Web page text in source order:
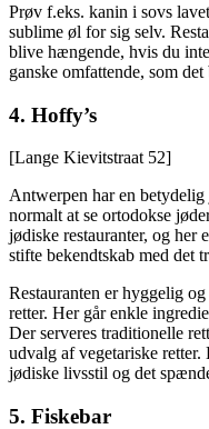
Prøv f.eks. kanin i sovs
sublime øl for sig selv.
blive hængende, hvis du
ganske omfattende, som
4. Hoffy’s
[Lange Kievitstraat 52]
Antwerpen har en
normalt at se ortodokse
jødiske restauranter, og her
stifte bekendtskab med det
Restauranten er hyggelig
retter. Her går enkle
Der serveres traditionelle
udvalg af vegetariske
jødiske livsstil og det
5. Fiskebar